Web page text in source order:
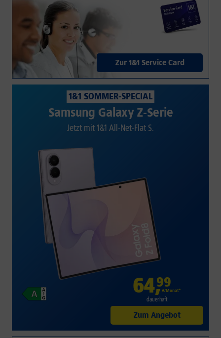
Zur 1&1 Service Card
1&1 SOMMER-SPECIAL
Samsung Galaxy Z-Serie
Jetzt mit 1&1 All-Net-Flat S.
64,99
€/Monat*
dauerhaft
Zum Angebot